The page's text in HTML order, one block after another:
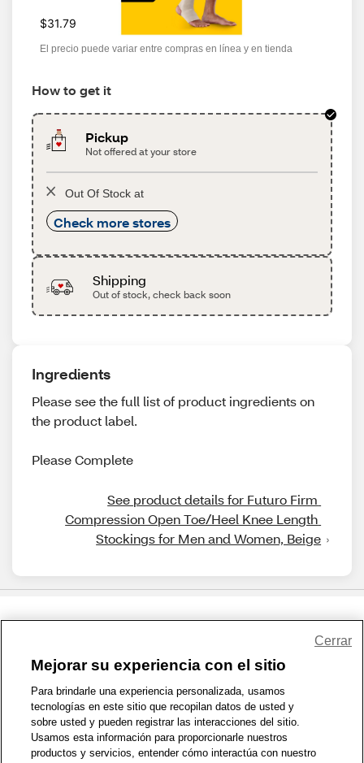
$31.79
El precio puede variar entre compras en línea y en tienda
How to get it
Pickup
Not offered at your store
Out Of Stock at
Check more stores
Shipping
Out of stock, check back soon
Ingredients
Please see the full list of product ingredients on
the product label.
Please Complete
See product details for Futuro Firm
Compression Open Toe/Heel Knee Length
Stockings for Men and Women, Beige
1-800-679-9691 | Contáctenos | Términos de Uso | Accesibilidad
Política de Privacidad | WA Privacy Policy | Mapa del sitio
Zona de Bienestar | © 1999 - 2026 CVS.com
Mejorar su experiencia con el sitio
Para brindarle una experiencia personalizada, usamos
tecnologías en este sitio que recopilan datos de usted y
sobre usted y pueden registrar las interacciones del sitio.
Usamos esta información para proporcionarle nuestros
productos y servicios, entender cómo interactúa con nuestro
Cerrar